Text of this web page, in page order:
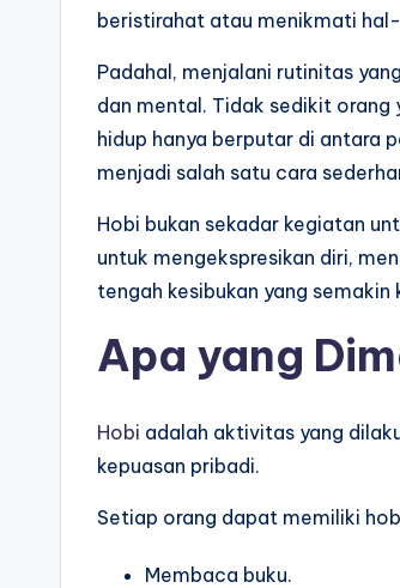
M
is
beristirahat atau menikmati
Padahal, menjalani rutinitas
dan mental. Tidak sedikit orang
hidup hanya berputar di antara
menjadi salah satu cara
Hobi bukan sekadar kegiatan
untuk mengekspresikan diri,
tengah kesibukan yang semakin
Apa yang
Hobi adalah aktivitas yang
kepuasan pribadi.
Setiap orang dapat memiliki
Membaca buku.